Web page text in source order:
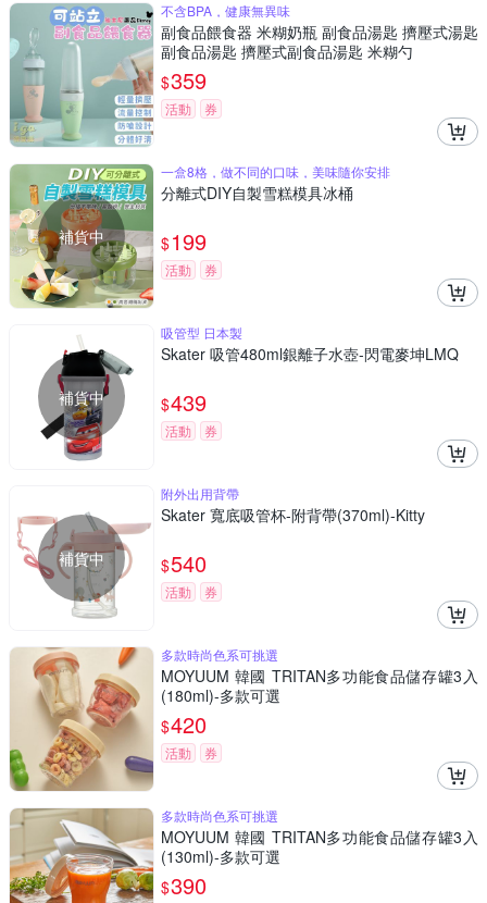
不含BPA，健康無異味
副食品餵食器 米糊奶瓶 副食品湯匙 擠壓式湯匙
副食品湯匙 擠壓式副食品湯匙 米糊勺
$359
活動 券
補貨中
一盒8格，做不同的口味，美味隨你安排
分離式DIY自製雪糕模具冰桶
$199
活動 券
補貨中
吸管型 日本製
Skater 吸管480ml銀離子水壺-閃電麥坤LMQ
$439
活動 券
補貨中
附外出用背帶
Skater 寬底吸管杯-附背帶(370ml)-Kitty
$540
活動 券
多款時尚色系可挑選
MOYUUM 韓國 TRITAN多功能食品儲存罐3入
(180ml)-多款可選
$420
活動 券
多款時尚色系可挑選
MOYUUM 韓國 TRITAN多功能食品儲存罐3入
(130ml)-多款可選
$390